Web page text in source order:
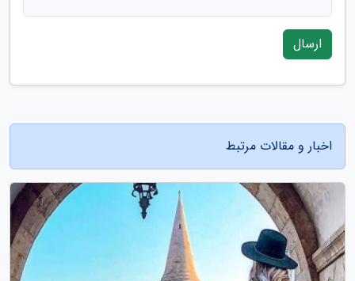
ارسال
اخبار و مقالات مرتبط